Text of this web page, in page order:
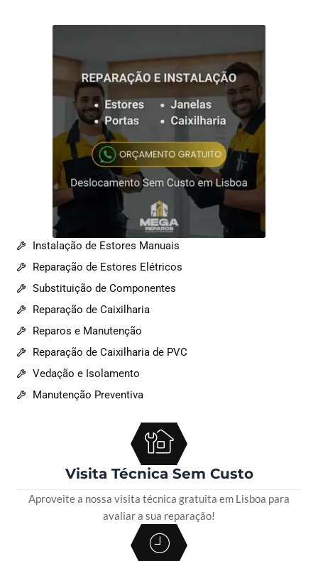
Instalação de Estores Manuais
Reparação de Estores Elétricos
Substituição de Componentes
Reparação de Caixilharia
Reparos e Manutenção
Reparação de Caixilharia de PVC
Vedação e Isolamento
Manutenção Preventiva
Visita Técnica Sem Custo
Aproveite a nossa visita técnica gratuita em Lisboa para
avaliar a sua reparação!